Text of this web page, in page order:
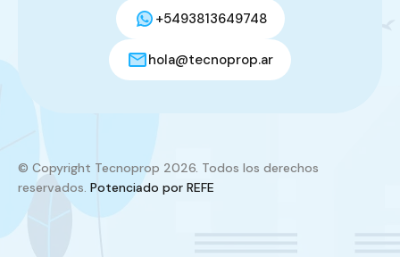
+5493813649748
hola@tecnoprop.ar
© Copyright Tecnoprop 2026. Todos los derechos
reservados. Potenciado por REFE